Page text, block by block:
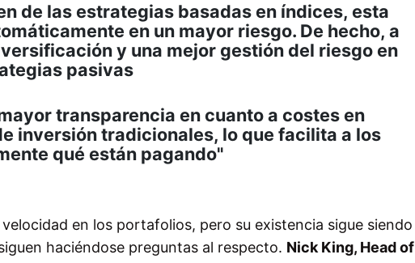
de las estrategias basadas en índices, esta
en un mayor riesgo. De hecho, a
y una mejor gestión del riesgo en
pasivas
transparencia en cuanto a costes en
inversión tradicionales, lo que facilita a los
qué están pagando"
en los portafolios, pero su existencia sigue siendo
haciéndose preguntas al respecto. Nick King, Head of